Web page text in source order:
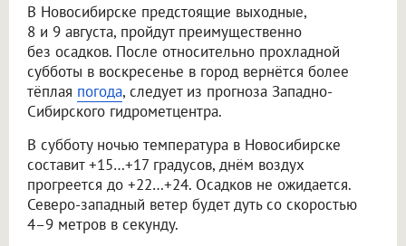
В Новосибирске предстоящие выходные,
8 и 9 августа, пройдут преимущественно
без осадков. После относительно прохладной
субботы в воскресенье в город вернётся более
тёплая погода, следует из прогноза Западно-
Сибирского гидрометцентра.
В субботу ночью температура в Новосибирске
составит +15…+17 градусов, днём воздух
прогреется до +22…+24. Осадков не ожидается.
Северо-западный ветер будет дуть со скоростью
4–9 метров в секунду.